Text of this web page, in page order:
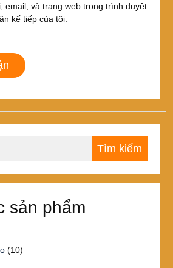
email, và trang web trong trình duyệt
kế tiếp của tôi.
sản phẩm
(10)